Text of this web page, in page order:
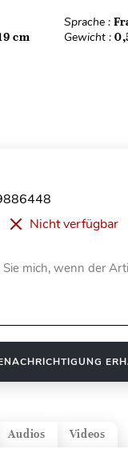
Sprache :
cm Gewicht :
Nicht verfügbar
mich, wenn der
Videos
Audios